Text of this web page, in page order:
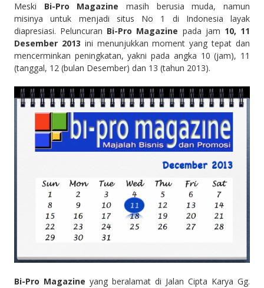
Meski Bi-Pro Magazine masih berusia muda, namun
misinya untuk menjadi situs No 1 di Indonesia layak
diapresiasi. Peluncuran Bi-Pro Magazine pada jam 10, 11
Desember 2013 ini menunjukkan moment yang tepat dan
mencerminkan peningkatan, yakni pada angka 10 (jam), 11
(tanggal, 12 (bulan Desember) dan 13 (tahun 2013).
Bi-Pro Magazine yang beralamat di Jalan Cipta Karya Gg.